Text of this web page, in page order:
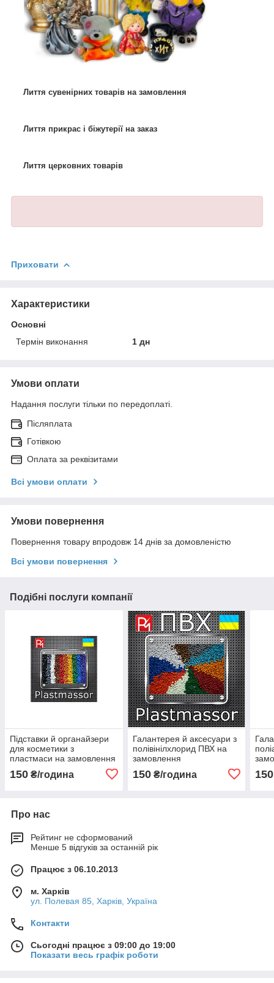
Лиття сувенірних товарів на замовлення
Лиття прикрас і біжутерії на заказ
Лиття церковних товарів
Приховати
Характеристики
Основні
Термін виконання
1 дн
Умови оплати
Надання послуги тільки по передоплаті.
Післяплата
Готівкою
Оплата за реквізитами
Всі умови оплати
Умови повернення
Повернення товару впродовж 14 днів за домовленістю
Всі умови повернення
Подібні послуги компанії
Підставки й органайзери
для косметики з
пластмаси на замовлення
150 ₴/година
Галантерея й аксесуари з
полівінілхлорид ПВХ на
замовлення
150₴/година 150
Про нас
Рейтинг не сформований
Менше 5 відгуків за останній рік
Працює з 06.10.2013
м. Харків
ул. Полевая 85, Харків, Україна
Контакти
Сьогодні працює з 09:00 до 19:00
Показати весь графік роботи